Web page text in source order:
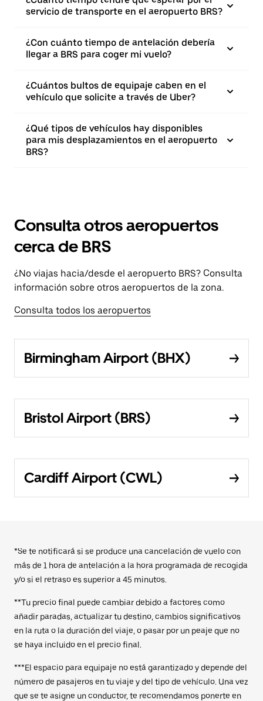
servicio de transporte en el aeropuerto BRS?
¿Con cuánto tiempo de antelación debería
llegar a BRS para coger mi vuelo?
¿Cuántos bultos de equipaje caben en el
vehículo que solicite a través de Uber?
¿Qué tipos de vehículos hay disponibles
para mis desplazamientos en el aeropuerto
BRS?
Consulta otros aeropuertos
cerca de BRS
¿No viajas hacia/desde el aeropuerto BRS? Consulta
información sobre otros aeropuertos de la zona.
Consulta todos los aeropuertos
Birmingham Airport (BHX)
Bristol Airport (BRS)
Cardiff Airport (CWL)
*Se te notificará si se produce una cancelación de vuelo con
más de 1 hora de antelación a la hora programada de recogida
y/o si el retraso es superior a 45 minutos.
**Tu precio final puede cambiar debido a factores como
añadir paradas, actualizar tu destino, cambios significativos
en la ruta o la duración del viaje, o pasar por un peaje que no
se haya incluido en el precio final.
***El espacio para equipaje no está garantizado y depende del
número de pasajeros en tu viaje y del tipo de vehículo. Una vez
que se te asigne un conductor, te recomendamos ponerte en